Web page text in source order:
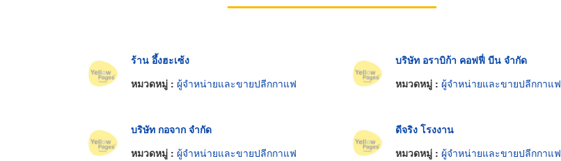
ร้าน อึ้งฮะเซ้ง
หมวดหมู่ : ผู้จำหน่ายและขายปลีกกาแฟ
บริษัท อราบิก้า คอฟฟี่ บีน จำกัด
หมวดหมู่ : ผู้จำหน่ายและขายปลีกกาแฟ
บริษัท กอจาก จำกัด
หมวดหมู่ : ผู้จำหน่ายและขายปลีกกาแฟ
ดีจริง โรงงาน
หมวดหมู่ : ผู้จำหน่ายและขายปลีกกาแฟ